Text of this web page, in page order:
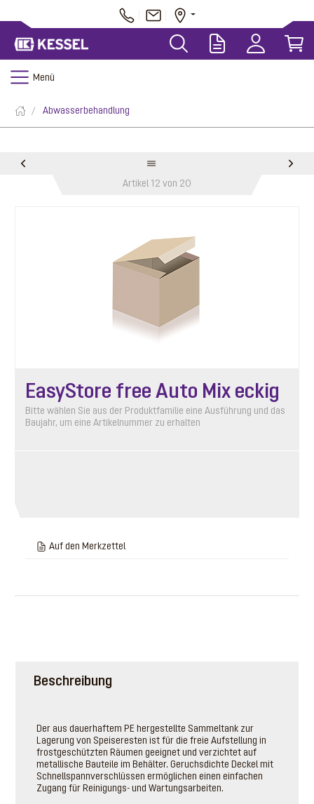
Menü
Abwasserbehandlung
Artikel 12 von 20
EasyStore free Auto Mix eckig
Bitte wählen Sie aus der Produktfamilie eine Ausführung und das
Baujahr, um eine Artikelnummer zu erhalten
Auf den Merkzettel
Beschreibung
Der aus dauerhaftem PE hergestellte Sammeltank zur
Lagerung von Speiseresten ist für die freie Aufstellung in
frostgeschützten Räumen geeignet und verzichtet auf
metallische Bauteile im Behälter. Geruchsdichte Deckel mit
Schnellspannverschlüssen ermöglichen einen einfachen
Zugang für Reinigungs- und Wartungsarbeiten.